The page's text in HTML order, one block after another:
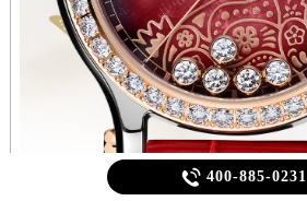
 400-885-0231